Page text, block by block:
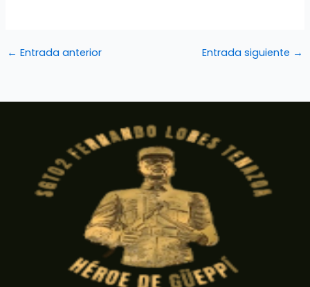
← Entrada anterior Entrada siguiente →